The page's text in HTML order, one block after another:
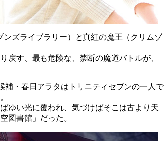
ズライブラリー）と真紅の魔王（クリムゾ
戻す、最も危険な、禁断の魔道バトルが、
補・春日アラタはトリニティセブンの一人で
ゆい光に覆われ、気づけばそこは古より天
図書館」だった。